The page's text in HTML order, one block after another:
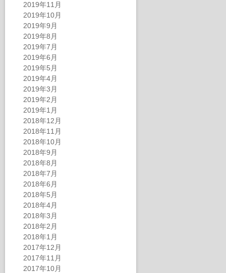
2019年11月
2019年10月
2019年9月
2019年8月
2019年7月
2019年6月
2019年5月
2019年4月
2019年3月
2019年2月
2019年1月
2018年12月
2018年11月
2018年10月
2018年9月
2018年8月
2018年7月
2018年6月
2018年5月
2018年4月
2018年3月
2018年2月
2018年1月
2017年12月
2017年11月
2017年10月